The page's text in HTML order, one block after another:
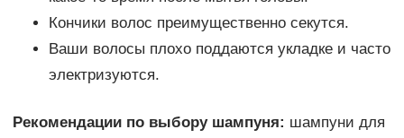
Кончики волос преимущественно секутся.
Ваши волосы плохо поддаются укладке и часто
электризуются.
Рекомендации по выбору шампуня: шампуни для